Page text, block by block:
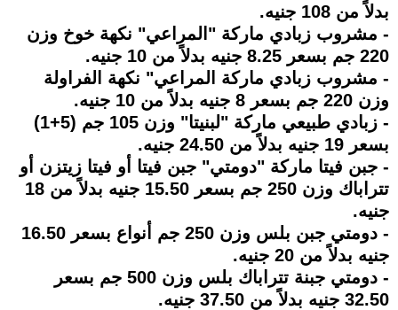
بدلاً من 108 جنيه.
- مشروب زبادي ماركة "المراعي" نكهة خوخ وزن
220 جم بسعر 8.25 جنيه بدلاً من 10 جنيه.
- مشروب زبادي ماركة المراعي" نكهة الفراولة
وزن 220 جم بسعر 8 جنيه بدلاً من 10 جنيه.
- زبادي طبيعي ماركة "لبنيتا" وزن 105 جم (5+1)
بسعر 19 جنيه بدلاً من 24.50 جنيه.
- جبن فيتا ماركة "دومتي" جبن فيتا أو فيتا زيتزن أو
تتراباك وزن 250 جم بسعر 15.50 جنيه بدلاً من 18
جنيه.
- دومتي جبن بلس وزن 250 جم أنواع بسعر 16.50
جنيه بدلاً من 20 جنيه.
- دومتي جبنة تتراباك بلس وزن 500 جم بسعر
32.50 جنيه بدلاً من 37.50 جنيه.